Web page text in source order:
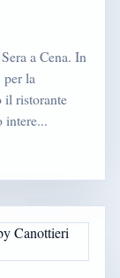
a Cena. In
la
il ristorante
intere...